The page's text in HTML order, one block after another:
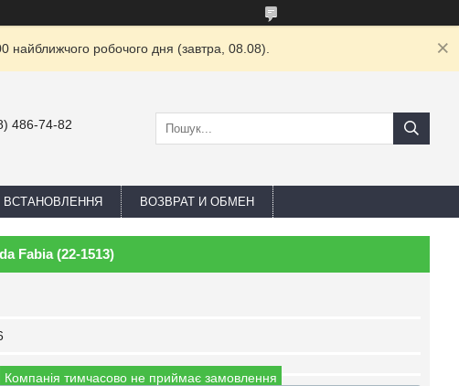
найближчого робочого дня (завтра, 08.08).
486-74-82
ВСТАНОВЛЕННЯ ВОЗВРАТ И ОБМЕН
Fabia (22-1513)
Компанія тимчасово не приймає замовлення